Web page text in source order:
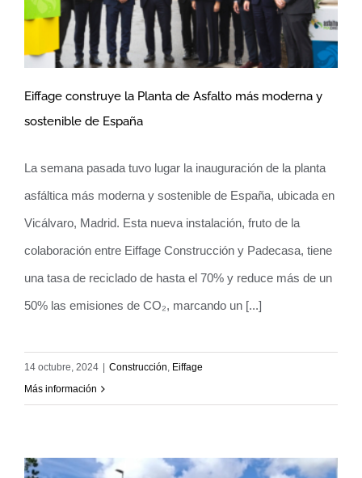
Eiffage construye la Planta de Asfalto más moderna y
sostenible de España
La semana pasada tuvo lugar la inauguración de la planta
asfáltica más moderna y sostenible de España, ubicada en
Vicálvaro, Madrid. Esta nueva instalación, fruto de la
colaboración entre Eiffage Construcción y Padecasa, tiene
una tasa de reciclado de hasta el 70% y reduce más de un
50% las emisiones de CO₂, marcando un [...]
14 octubre, 2024 | Construcción Eiffage
Más información